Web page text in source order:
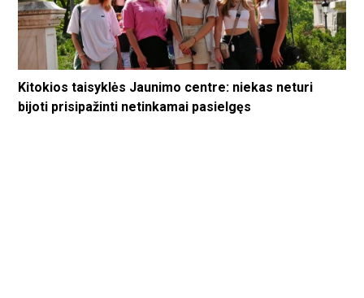
Kitokios taisyklės Jaunimo centre: niekas neturi
bijoti prisipažinti netinkamai pasielgęs